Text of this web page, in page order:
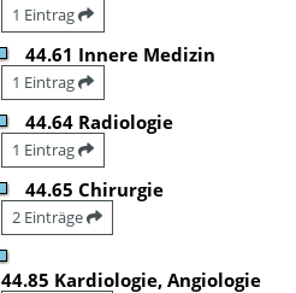
1 Eintrag
44.61 Innere Medizin
1 Eintrag
44.64 Radiologie
1 Eintrag
44.65 Chirurgie
2 Einträge
44.85 Kardiologie, Angiologie